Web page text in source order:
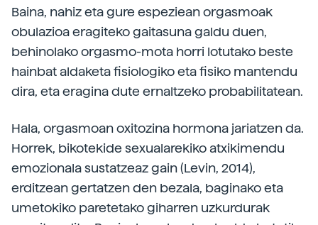
Baina, nahiz eta gure espeziean orgasmoak
obulazioa eragiteko gaitasuna galdu duen,
behinolako orgasmo-mota horri lotutako beste
hainbat aldaketa fisiologiko eta fisiko mantendu
dira, eta eragina dute ernaltzeko probabilitatean.
Hala, orgasmoan oxitozina hormona jariatzen da.
Horrek, bikotekide sexualarekiko atxikimendu
emozionala sustatzeaz gain (Levin, 2014),
erditzean gertatzen den bezala, baginako eta
umetokiko paretetako giharren uzkurdurak